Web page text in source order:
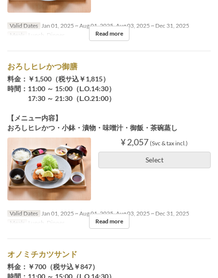
Valid Dates Jan 01, 2025 ~ Aug 01, 2025, Aug 03, 2025 ~ Dec 31, 2025
Meals
Lunch, Dinner Read more
おろしヒレかつ御膳
料金：￥1,500（税サ込￥1,815）
時間：11:00 ～ 15:00（L.O.14:30）
17:30 ～ 21:30（L.O.21:00）
【メニュー内容】
おろしヒレかつ・小鉢・漬物・味噌汁・御飯・茶碗蒸し
¥ 2,057 (Svc & tax incl.)
Select
Valid Dates Jan 01, 2025 ~ Aug 01, 2025, Aug 03, 2025 ~ Dec 31, 2025
Meals
Lunch, Dinner Read more
オノミチカツサンド
料金：￥700（税サ込￥847）
時間：11:00 ～ 15:00（L.O.14:30）